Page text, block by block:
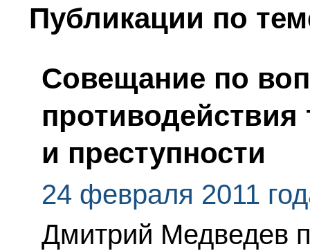
Публикации по
Совещание по
противодействия
и преступности
24 февраля 2011
Дмитрий Медведев